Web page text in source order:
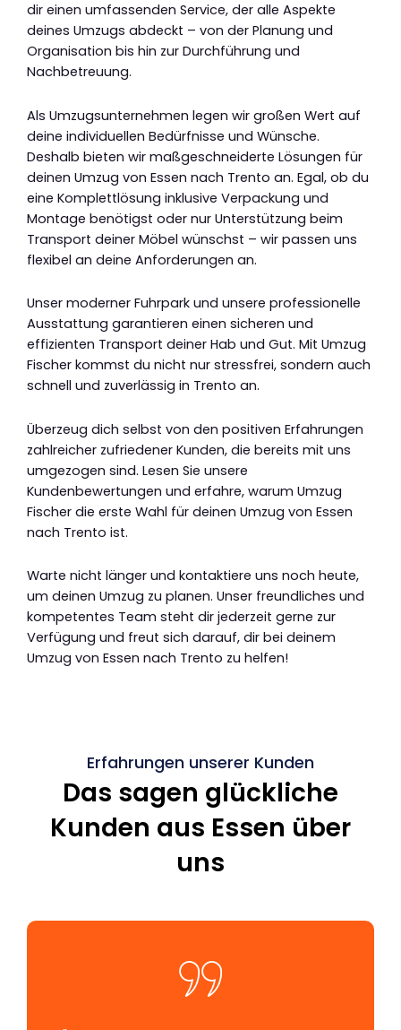
dir einen umfassenden Service, der alle Aspekte
deines Umzugs abdeckt – von der Planung und
Organisation bis hin zur Durchführung und
Nachbetreuung.
Als Umzugsunternehmen legen wir großen Wert auf
deine individuellen Bedürfnisse und Wünsche.
Deshalb bieten wir maßgeschneiderte Lösungen für
deinen Umzug von Essen nach Trento an. Egal, ob du
eine Komplettlösung inklusive Verpackung und
Montage benötigst oder nur Unterstützung beim
Transport deiner Möbel wünschst – wir passen uns
flexibel an deine Anforderungen an.
Unser moderner Fuhrpark und unsere professionelle
Ausstattung garantieren einen sicheren und
effizienten Transport deiner Hab und Gut. Mit Umzug
Fischer kommst du nicht nur stressfrei, sondern auch
schnell und zuverlässig in Trento an.
Überzeug dich selbst von den positiven Erfahrungen
zahlreicher zufriedener Kunden, die bereits mit uns
umgezogen sind. Lesen Sie unsere
Kundenbewertungen und erfahre, warum Umzug
Fischer die erste Wahl für deinen Umzug von Essen
nach Trento ist.
Warte nicht länger und kontaktiere uns noch heute,
um deinen Umzug zu planen. Unser freundliches und
kompetentes Team steht dir jederzeit gerne zur
Verfügung und freut sich darauf, dir bei deinem
Umzug von Essen nach Trento zu helfen!
Erfahrungen unserer Kunden
Das sagen glückliche
Kunden aus Essen über
uns